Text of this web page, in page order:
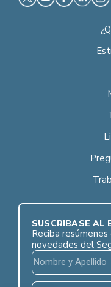
SUSCRÍBASE AL
Reciba
novedades del